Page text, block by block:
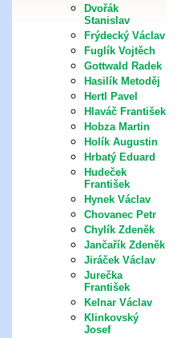
Dvořák
Stanislav
Frýdecký Václav
Fuglík Vojtěch
Gottwald Radek
Hasilík Metoděj
Hertl Pavel
Hlaváč František
Hobza Martin
Holík Augustin
Hrbatý Eduard
Hudeček
František
Hynek Václav
Chovanec Petr
Chylík Zdeněk
Jančařík Zdeněk
Jiráček Václav
Jurečka
František
Kelnar Václav
Klinkovský
Josef